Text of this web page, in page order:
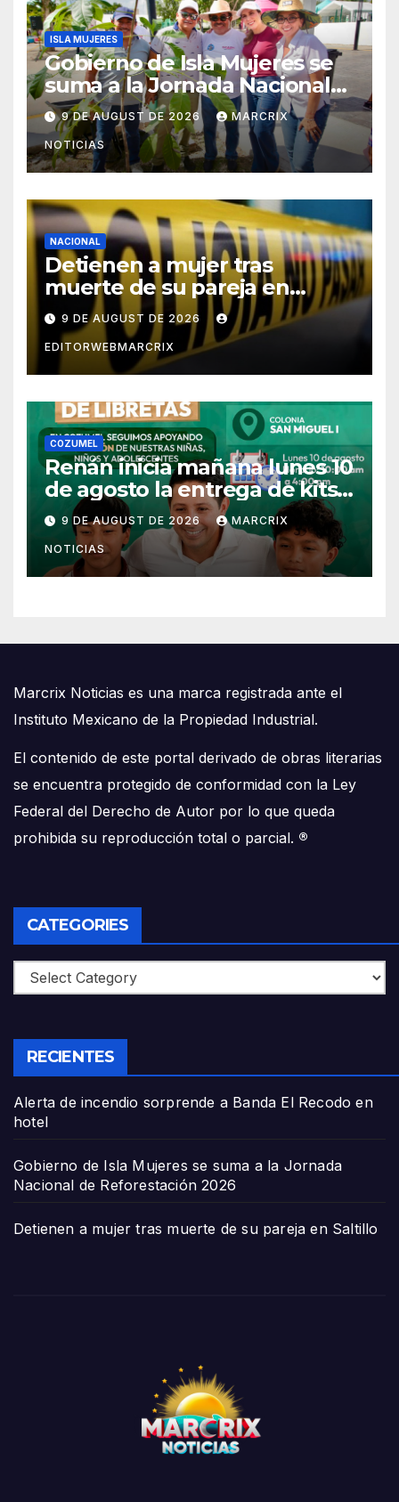
ISLA MUJERES
Gobierno de Isla Mujeres se
suma a la Jornada Nacional
de Reforestación 2026
9 DE AUGUST DE 2026 MARCRIX
NOTICIAS
NACIONAL
Detienen a mujer tras
muerte de su pareja en
Saltillo
9 DE AUGUST DE 2026
EDITORWEBMARCRIX
COZUMEL
Renán inicia mañana lunes 10
de agosto la entrega de kits
escolares en Cozumel
9 DE AUGUST DE 2026 MARCRIX
NOTICIAS
Marcrix Noticias es una marca registrada ante el
Instituto Mexicano de la Propiedad Industrial.
El contenido de este portal derivado de obras literarias
se encuentra protegido de conformidad con la Ley
Federal del Derecho de Autor por lo que queda
prohibida su reproducción total o parcial. ®
CATEGORIES
Categories
RECIENTES
Alerta de incendio sorprende a Banda El Recodo en
hotel
Gobierno de Isla Mujeres se suma a la Jornada
Nacional de Reforestación 2026
Detienen a mujer tras muerte de su pareja en Saltillo